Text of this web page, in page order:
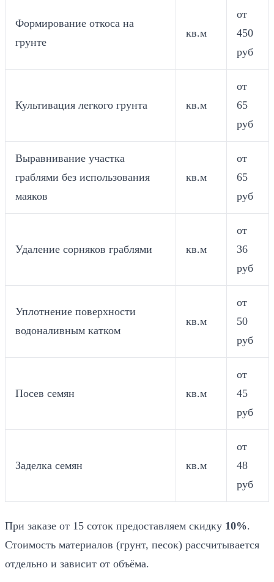
Формирование откоса на
грунте
кв.м
от
450
руб
Культивация легкого грунта кв.м
от
65
руб
Выравнивание участка
граблями без использования
маяков
кв.м
от
65
руб
Удаление сорняков граблями кв.м
от
36
руб
Уплотнение поверхности
водоналивным катком
кв.м
от
50
руб
Посев семян кв.м
от
45
руб
Заделка семян кв.м
от
48
руб
При заказе от 15 соток предоставляем скидку 10%.
Стоимость материалов (грунт, песок) рассчитывается
отдельно и зависит от объёма.